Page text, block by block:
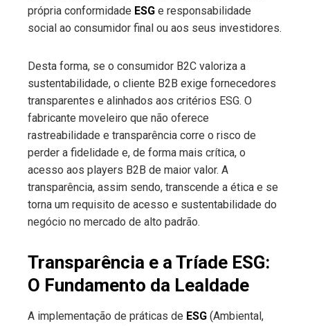
própria conformidade ESG e responsabilidade
social ao consumidor final ou aos seus investidores.
Desta forma, se o consumidor B2C valoriza a
sustentabilidade, o cliente B2B exige fornecedores
transparentes e alinhados aos critérios ESG. O
fabricante moveleiro que não oferece
rastreabilidade e transparência corre o risco de
perder a fidelidade e, de forma mais crítica, o
acesso aos players B2B de maior valor. A
transparência, assim sendo, transcende a ética e se
torna um requisito de acesso e sustentabilidade do
negócio no mercado de alto padrão.
Transparência e a Tríade ESG:
O Fundamento da Lealdade
A implementação de práticas de ESG (Ambiental,